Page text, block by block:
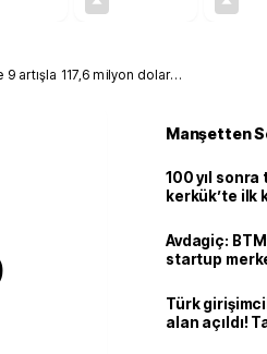
artışla 117,6 milyon dolar
Manşetten
100 yıl
kerkük’te ilk
Avdagiç:
startup
Türk
alan açıldı!